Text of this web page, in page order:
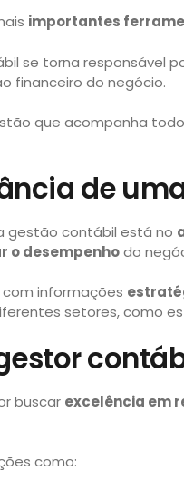
importantes
se torna responsável
financeiro do negócio.
que acompanha
de
gestão contábil está no
o desempenhodo
com informações
setores, como
buscar excelência em
como: